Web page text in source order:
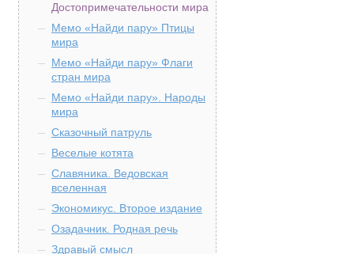
Достопримечательности мира
Мемо «Найди пару» Птицы
мира
Мемо «Найди пару» Флаги
стран мира
Мемо «Найди пару». Народы
мира
Сказочный патруль
Веселые котята
Славяника. Ведовская
вселенная
Экономикус. Второе издание
Озадачник. Родная речь
Здравый смысл